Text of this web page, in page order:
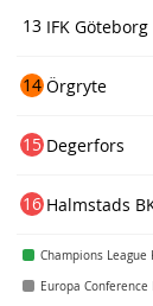
13 IFK Göteborg
14 Örgryte
15 Degerfors
16 Halmstads
Champions League
Europa